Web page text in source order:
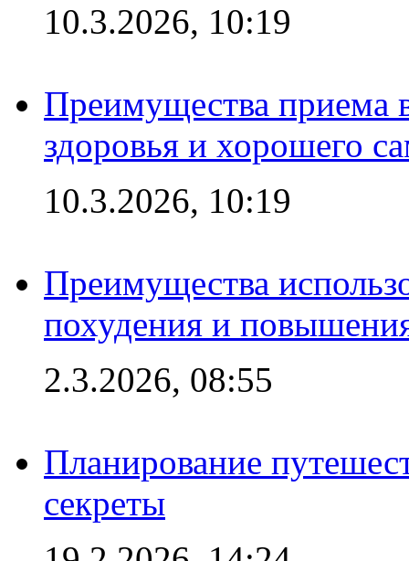
10.3.2026, 10:19
Преимущества приема
здоровья и хорошего
10.3.2026, 10:19
Преимущества
похудения и
2.3.2026, 08:55
Планирование
секреты